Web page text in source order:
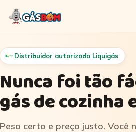
Distribuidor autorizado Liquigás
Nunca foi tão
gás de cozinha
Peso certo e preço justo. Você